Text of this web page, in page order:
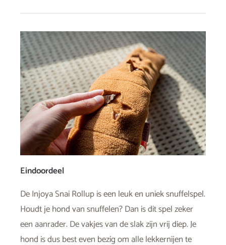
Eindoordeel
De Injoya Snai Rollup is een leuk en uniek snuffelspel.
Houdt je hond van snuffelen? Dan is dit spel zeker
een aanrader. De vakjes van de slak zijn vrij diep. Je
hond is dus best even bezig om alle lekkernijen te